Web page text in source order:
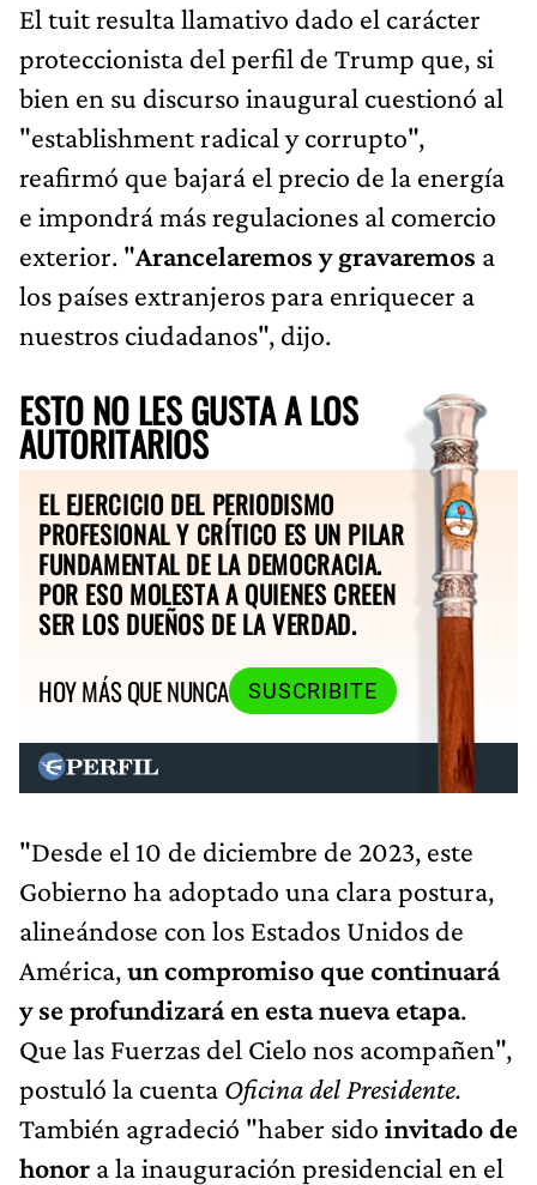
El tuit resulta llamativo dado el carácter
proteccionista del perfil de Trump que, si
bien en su discurso inaugural cuestionó al
"establishment radical y corrupto",
reafirmó que bajará el precio de la energía
e impondrá más regulaciones al comercio
exterior. "Arancelaremos y gravaremos a
los países extranjeros para enriquecer a
nuestros ciudadanos", dijo.
ESTO NO LES GUSTA A LOS
AUTORITARIOS
EL EJERCICIO DEL PERIODISMO
PROFESIONAL Y CRÍTICO ES UN PILAR
FUNDAMENTAL DE LA DEMOCRACIA.
POR ESO MOLESTA A QUIENES CREEN
SER LOS DUEÑOS DE LA VERDAD.
HOY MÁS QUE NUNCA
SUSCRIBITE
"Desde el 10 de diciembre de 2023, este
Gobierno ha adoptado una clara postura,
alineándose con los Estados Unidos de
América,un compromiso que continuará
y se profundizará en esta nueva etapa.
Que las Fuerzas del Cielo nos acompañen",
postuló la cuenta Oficina del Presidente.
También agradeció "haber sido invitado de
honor a la inauguración presidencial en el